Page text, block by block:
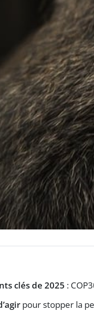
clés de 2025 :
pour stopper la